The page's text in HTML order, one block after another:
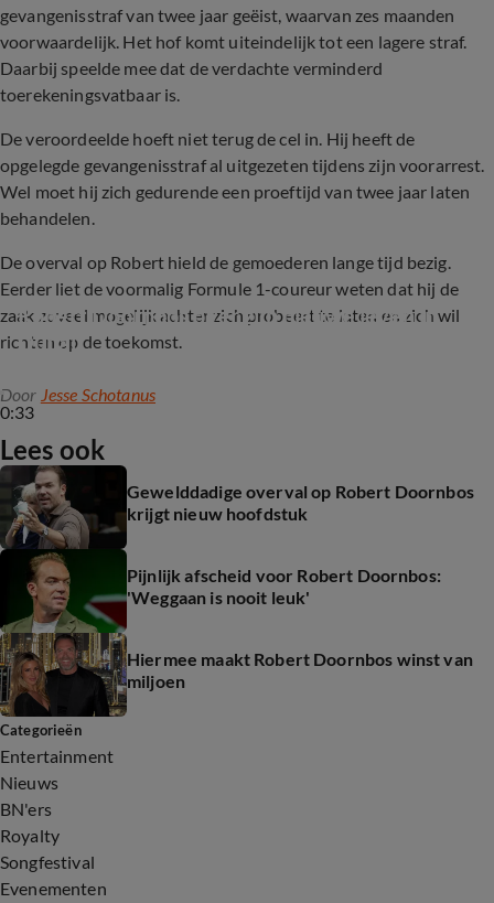
gevangenisstraf van twee jaar geëist, waarvan zes maanden
voorwaardelijk. Het hof komt uiteindelijk tot een lagere straf.
Daarbij speelde mee dat de verdachte verminderd
toerekeningsvatbaar is.
De veroordeelde hoeft niet terug de cel in. Hij heeft de
opgelegde gevangenisstraf al uitgezeten tijdens zijn voorarrest.
Wel moet hij zich gedurende een proeftijd van twee jaar laten
behandelen.
De overval op Robert hield de gemoederen lange tijd bezig.
Eerder liet de voormalig Formule 1-coureur weten dat hij de
zaak zoveel mogelijk achter zich probeert te laten en zich wil
richten op de toekomst.
0:33
Robert Doornbos over zijn nieuwe leven in
Dubai
Door Jesse Schotanus
Lees ook
Gewelddadige overval op Robert Doornbos
krijgt nieuw hoofdstuk
Pijnlijk afscheid voor Robert Doornbos:
'Weggaan is nooit leuk'
Hiermee maakt Robert Doornbos winst van
miljoen
Categorieën
Entertainment
Nieuws
BN'ers
Royalty
Songfestival
Evenementen